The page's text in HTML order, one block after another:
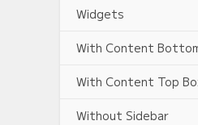
Widgets
With Content
With Content Top
Without Sidebar